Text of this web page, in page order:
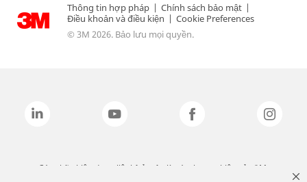
Thông tin hợp pháp | Chính sách bảo mật |
Điều khoản và điều kiện | Cookie Preferences
© 3M 2026. Bảo lưu mọi quyền.
Các nhãn hiệu được liệt kê ở trên là các thương hiệu của 3M.